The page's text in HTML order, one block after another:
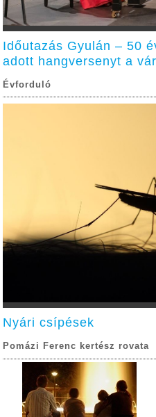
Időutazás Gyulán – 50
adott hangversenyt a
Évforduló
Nyári csípések
Pomázi Ferenc kertész rovata